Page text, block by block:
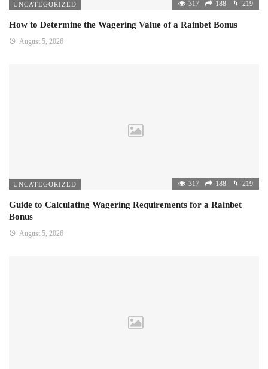
UNCATEGORIZED 317 188 219
How to Determine the Wagering Value of a Rainbet Bonus
August 5, 2026
UNCATEGORIZED 317 188 219
Guide to Calculating Wagering Requirements for a Rainbet
Bonus
August 5, 2026